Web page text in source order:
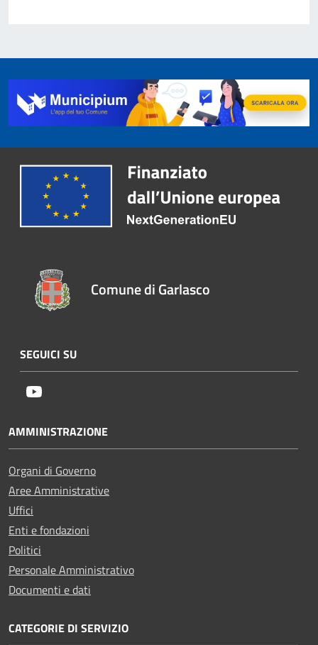
Comune di Garlasco
SEGUICI SU
AMMINISTRAZIONE
Organi di Governo
Aree Amministrative
Uffici
Enti e fondazioni
Politici
Personale Amministrativo
Documenti e dati
CATEGORIE DI SERVIZIO